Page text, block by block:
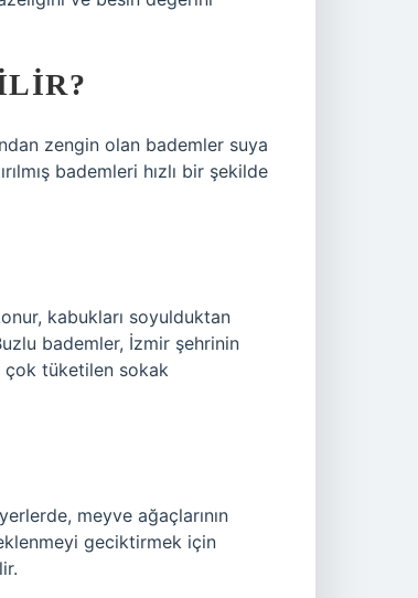
zengin olan bademler suya
bademleri hızlı bir şekilde
kabukları soyulduktan
bademler, İzmir şehrinin
çok tüketilen sokak
meyve ağaçlarının
geciktirmek için